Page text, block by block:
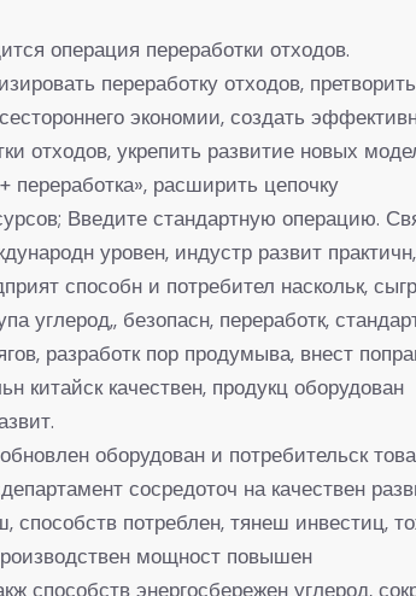
операция переработки отходов.
переработку отходов,
экономии, создать
отходов, укрепить развитие новых
переработка», расширить цепочку
Введите стандартную операцию.
уровен, индустр развит практичн,
способн и потребител наскольк,
углерод,, безопасн, переработк,
разработк пор продумыва, внест
китайск качествен, продукц оборудован
оборудован и потребительск
сосредоточ на качествен
способств потреблен, тянеш инвестиц,
мощност повышен
способств энергосбережен углерод,